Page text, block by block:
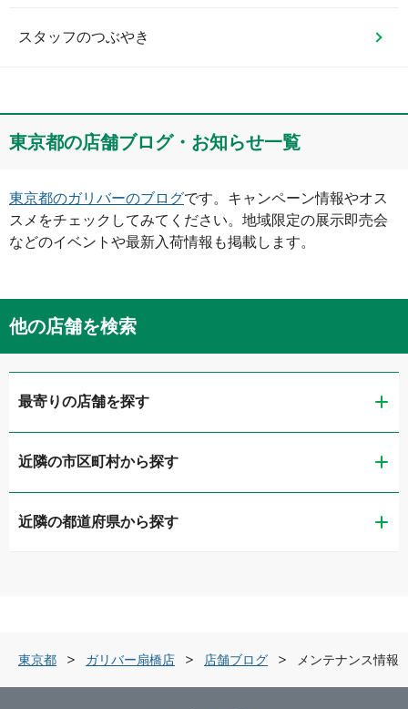
スタッフのつぶやき
東京都の店舗ブログ・お知らせ一覧
東京都のガリバーのブログです。キャンペーン情報やオス
スメをチェックしてみてください。地域限定の展示即売会
などのイベントや最新入荷情報も掲載します。
他の店舗を検索
最寄りの店舗を探す
ガリバー扇橋店
LIBERALA リベラーラお台場
ガリバー世田谷成城店
近隣の市区町村から探す
江東区
近隣の都道府県から探す
東京都 ガリバー扇橋店 店舗ブログ メンテナンス情報